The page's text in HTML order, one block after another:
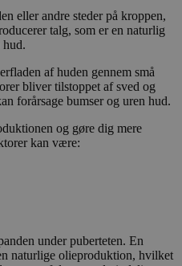
eller andre steder på kroppen,
talg, som er en naturlig
hud.
af huden gennem små
bliver tilstoppet af sved og
forårsage bumser og uren hud.
og gøre dig mere
kan være:
under puberteten. En
naturlige olieproduktion, hvilket